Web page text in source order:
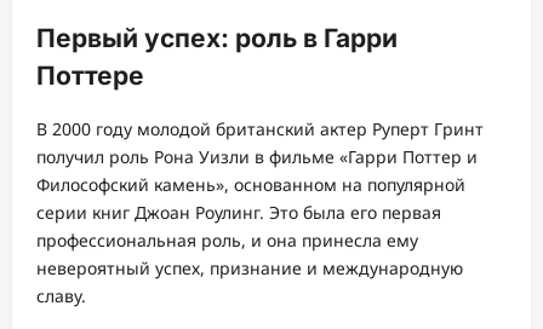
Первый успех: роль в Гарри
Поттере
В 2000 году молодой британский актер Руперт Гринт
получил роль Рона Уизли в фильме «Гарри Поттер и
Философский камень», основанном на популярной
серии книг Джоан Роулинг. Это была его первая
профессиональная роль, и она принесла ему
невероятный успех, признание и международную
славу.